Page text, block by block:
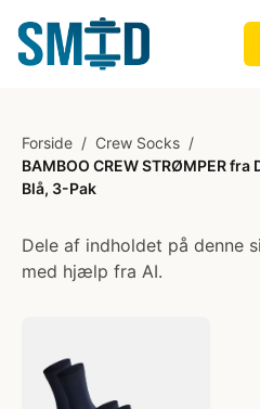
Forside / Crew Socks /
BAMBOO CREW STRØMPER fra
Blå, 3-Pak
Dele af indholdet på denne
med hjælp fra AI.